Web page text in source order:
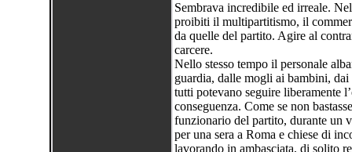
Sembrava incredibile ed irreale.
proibiti il multipartitismo, il
da quelle del partito. Agire al
carcere.
Nello stesso tempo il personale
guardia, dalle mogli ai bambini,
tutti potevano seguire liberamente
conseguenza. Come se non
funzionario del partito, durante un
per una sera a Roma e chiese di
lavorando in ambasciata, di solito